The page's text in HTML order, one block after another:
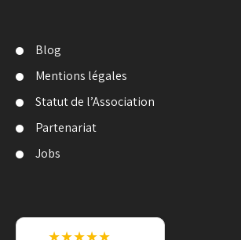
Blog
Mentions légales
Statut de l’Association
Partenariat
Jobs
★★★★★